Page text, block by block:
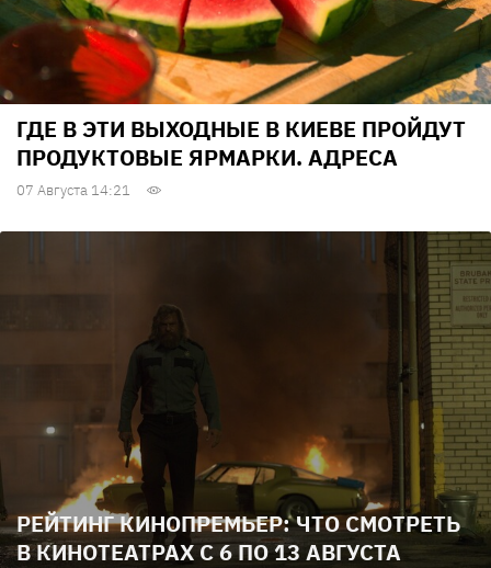
ГДЕ В ЭТИ ВЫХОДНЫЕ В КИЕВЕ ПРОЙДУТ
ПРОДУКТОВЫЕ ЯРМАРКИ. АДРЕСА
07 Августа 14:21
РЕЙТИНГ КИНОПРЕМЬЕР: ЧТО СМОТРЕТЬ
В КИНОТЕАТРАХ С 6 ПО 13 АВГУСТА